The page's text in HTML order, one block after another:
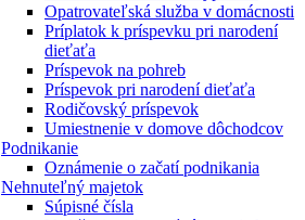
Opatrovateľská služba v domácnosti
Príplatok k príspevku pri narodení
dieťaťa
Príspevok na pohreb
Príspevok pri narodení dieťaťa
Rodičovský príspevok
Umiestnenie v domove dôchodcov
Podnikanie
Oznámenie o začatí podnikania
Nehnuteľný majetok
Súpisné čísla